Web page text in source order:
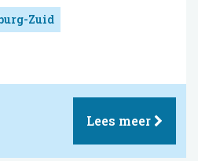
Zuid
Lees meer